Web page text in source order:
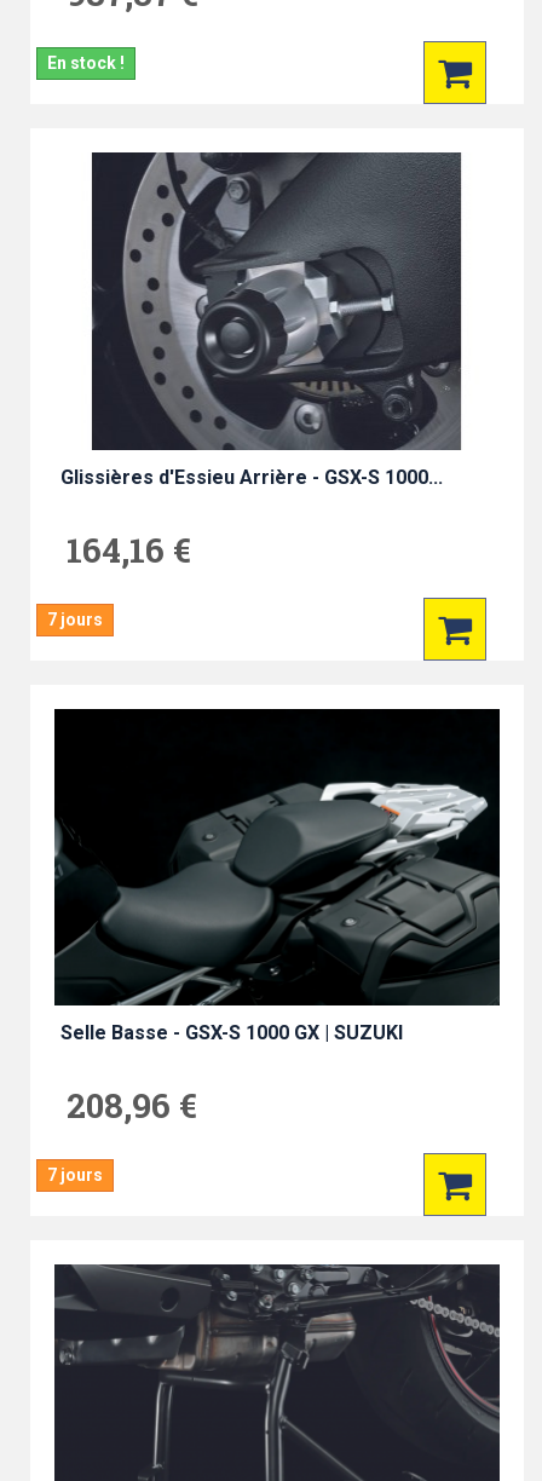
En stock !
Glissières d'Essieu Arrière - GSX-S 1000...
164,16 €
7 jours
Selle Basse - GSX-S 1000 GX | SUZUKI
208,96 €
7 jours